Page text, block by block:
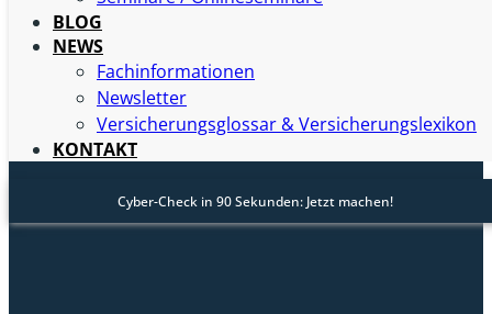
BLOG
NEWS
Fachinformationen
Newsletter
Versicherungsglossar & Versicherungslexikon
KONTAKT
Cyber-Check in 90 Sekunden: Jetzt machen!
Ausübung meines Berufs fremdes Eigentum, haftet in
der Regel auch hierfür der Arbeitgeber. Bin ich
selbstständig habe ich dieses Risiko natürlich selbst zu
tragen. Die Berufshaftpflichtversicherung beinhaltet
daher auch immer eine Betriebshaftpflichtversicherung.